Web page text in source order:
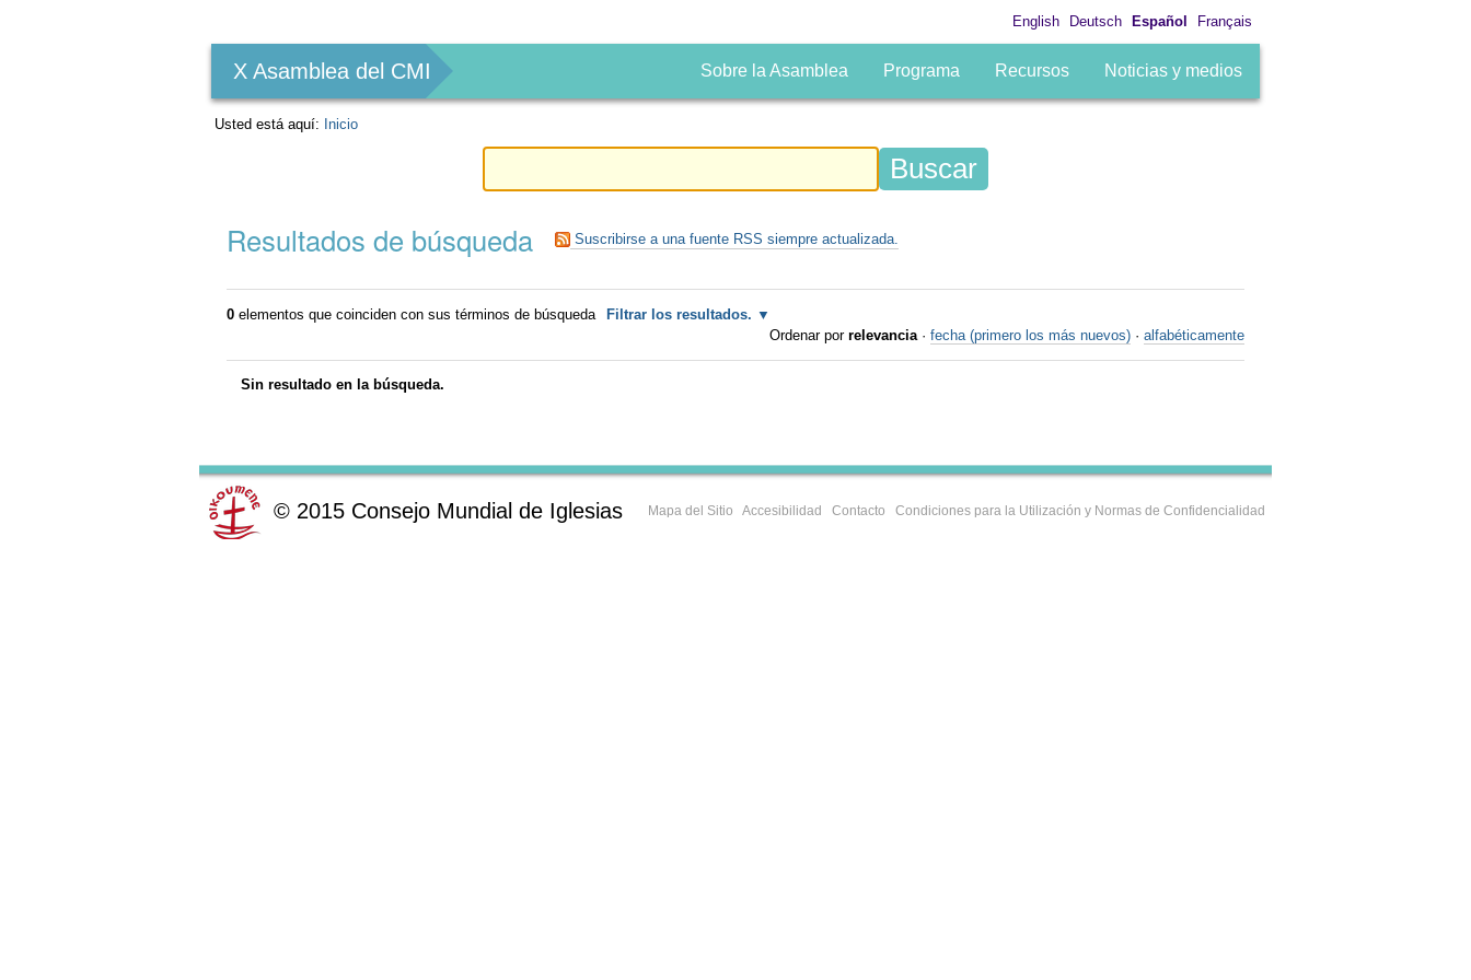
English Deutsch Español Français
X Asamblea del CMI Sobre la Asamblea Programa Recursos Noticias y medios
Usted está aquí: Inicio
Resultados de búsqueda Suscribirse a una fuente RSS siempre actualizada.
0elementos que coinciden con sus términos de búsqueda
Filtrar los resultados.
Ordenar por relevancia · fecha (primero los más nuevos) · alfabéticamente
Sin resultado en la búsqueda.
© 2015 Consejo Mundial de Iglesias Mapa del Sitio Accesibilidad Contacto Condiciones para la Utilización y Normas de Confidencialidad